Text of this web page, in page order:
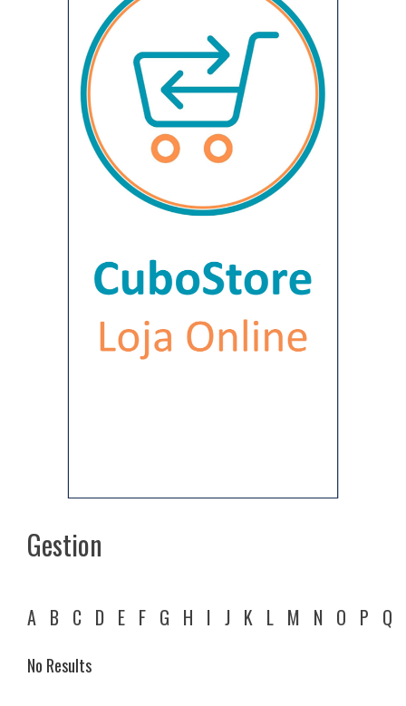
Gestion
A B C D E F G H I J K L M N O P Q
No Results